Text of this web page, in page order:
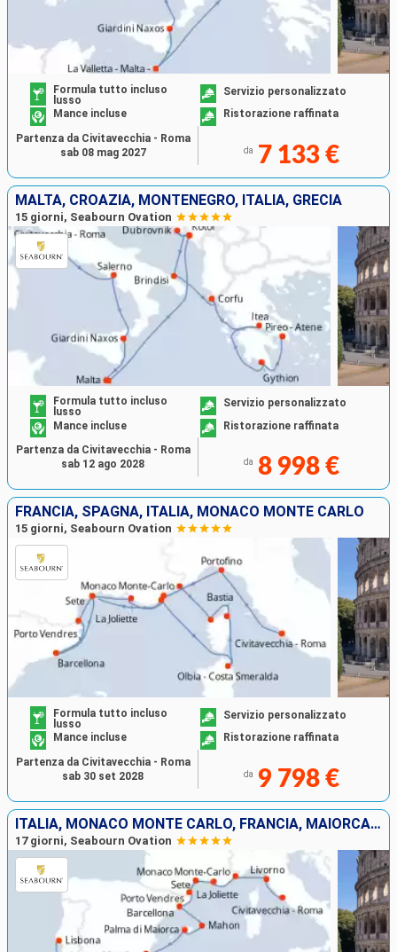
Formula tutto incluso
lusso
Servizio personalizzato
Mance incluse
Ristorazione raffinata
da 7 133 €
Partenza da Civitavecchia - Roma
sab 08 mag 2027
MALTA, CROAZIA, MONTENEGRO, ITALIA, GRECIA
15 giorni, Seabourn Ovation
Formula tutto incluso
lusso
Servizio personalizzato
Mance incluse
Ristorazione raffinata
da 8 998 €
Partenza da Civitavecchia - Roma
sab 12 ago 2028
FRANCIA, SPAGNA, ITALIA, MONACO MONTE CARLO
15 giorni, Seabourn Ovation
Formula tutto incluso
lusso
Servizio personalizzato
Mance incluse
Ristorazione raffinata
da 9 798 €
Partenza da Civitavecchia - Roma
sab 30 set 2028
ITALIA, MONACO MONTE CARLO, FRANCIA, MAIORCA, SPAGNA, MAROCCO, PORTOGALLO
17 giorni, Seabourn Ovation